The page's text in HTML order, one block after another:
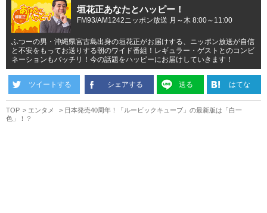
垣花正あなたとハッピー！
FM93/AM1242ニッポン放送 月～木 8:00～11:00
ふつーの男・沖縄県宮古島出身の垣花正がお届けする、ニッポン放送が自信
と不安をもってお送りする朝のワイド番組！レギュラー・ゲストとのコンビ
ネーションもバッチリ！今の話題をハッピーにお届けしていきます！
ツイートする シェアする 送る はてな
TOP エンタメ
日本発売40周年！「ルービックキューブ」の最新版は「白一
色」！？